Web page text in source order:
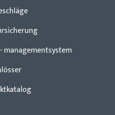
managementsystem